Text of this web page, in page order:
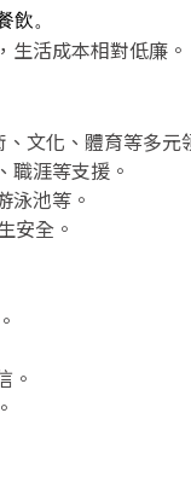
飲。
生活成本相對低廉。
文化、體育等多元
職涯等支援。
泳池等。
安全。
。